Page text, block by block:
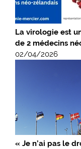
La virologie est
de 2 médecins
02/04/2026
« Je n’ai pas le